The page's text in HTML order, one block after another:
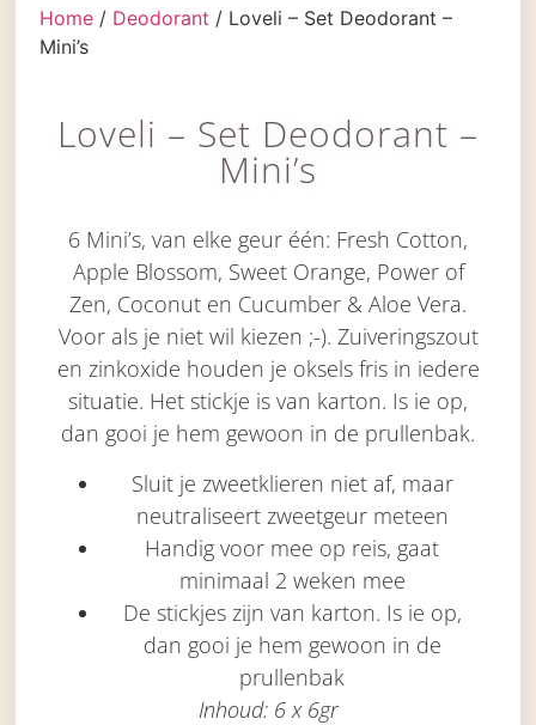
Home / Deodorant / Loveli – Set Deodorant –
Mini’s
Loveli – Set Deodorant –
Mini’s
6 Mini’s, van elke geur één: Fresh Cotton,
Apple Blossom, Sweet Orange, Power of
Zen, Coconut en Cucumber & Aloe Vera.
Voor als je niet wil kiezen ;-). Zuiveringszout
en zinkoxide houden je oksels fris in iedere
situatie. Het stickje is van karton. Is ie op,
dan gooi je hem gewoon in de prullenbak.
Sluit je zweetklieren niet af, maar
neutraliseert zweetgeur meteen
Handig voor mee op reis, gaat
minimaal 2 weken mee
De stickjes zijn van karton. Is ie op,
dan gooi je hem gewoon in de
prullenbak
Inhoud: 6 x 6gr